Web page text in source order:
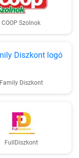
COOP Szolnok
Family Diszkont
FullDiszkont